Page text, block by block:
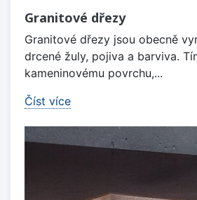
Granitové dřezy
Granitové dřezy jsou obecně
drcené žuly, pojiva a barviva.
kameninovému povrchu,...
Číst více